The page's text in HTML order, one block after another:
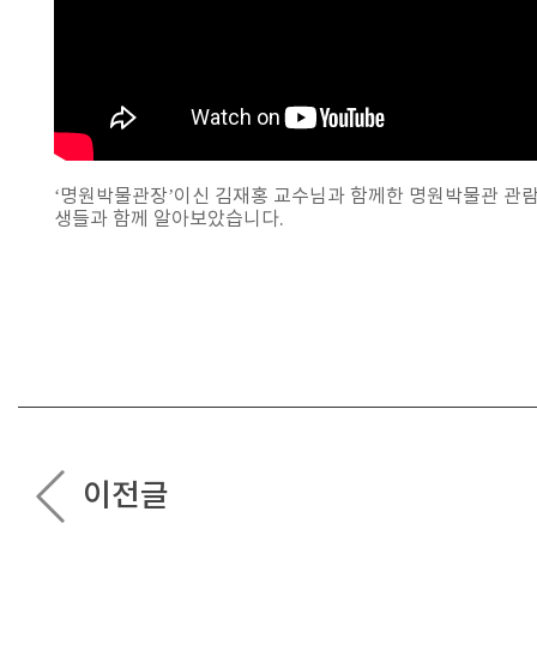
‘명원박물관장’이신 김재홍 교수님과 함께한 명원박물관
생들과 함께 알아보았습니다.
이전글